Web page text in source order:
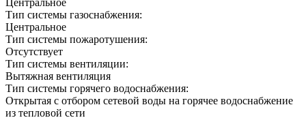
Центральное
Тип системы газоснабжения:
Центральное
Тип системы пожаротушения:
Отсутствует
Тип системы вентиляции:
Вытяжная вентиляция
Тип системы горячего водоснабжения:
Открытая с отбором сетевой воды на горячее водоснабжение
из тепловой сети